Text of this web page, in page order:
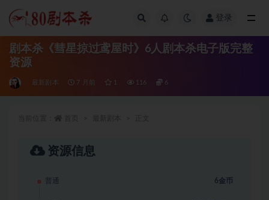
登录
剧本杀《彗星掠过鸢屋时》6人剧本杀电子版完整
资源
最新剧本 7 月前 1 116 6
资源信息
普通 6金币